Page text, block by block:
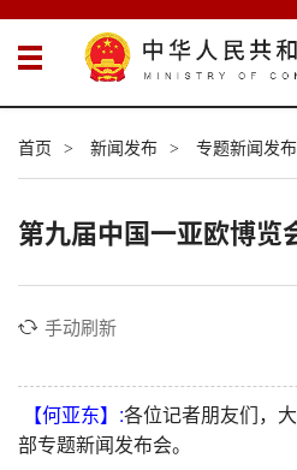
首页 > 新闻发布 > 专题新闻发
第九届中国一亚欧博览
手动刷新
【何亚东】:各位记者朋友们，
部专题新闻发布会。